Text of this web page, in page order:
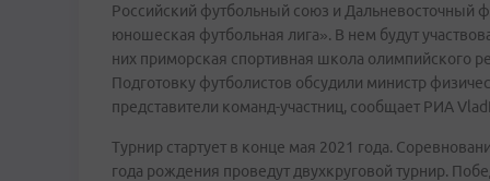
Российский футбольный союз и Дальневосточный
юношеская футбольная лига». В нем будут
них приморская спортивная школа олимпийского
Подготовку футболистов обсудили министр
представители команд-участниц, сообщает РИА
Турнир стартует в конце мая 2021 года.
года рождения проведут двухкруговой турнир.